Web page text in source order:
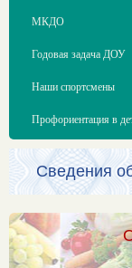
МКДО
Годовая задача ДОУ
Наши спортсмены
Профориентация в
Сведения